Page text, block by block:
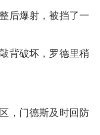
后爆射，被挡了一
背破坏，罗德里稍
，门德斯及时回防